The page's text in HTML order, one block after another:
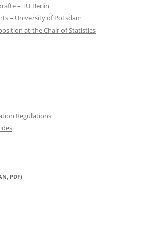
– TU Berlin
– University of Potsdam
at the Chair of Statistics
Regulations
PDF)